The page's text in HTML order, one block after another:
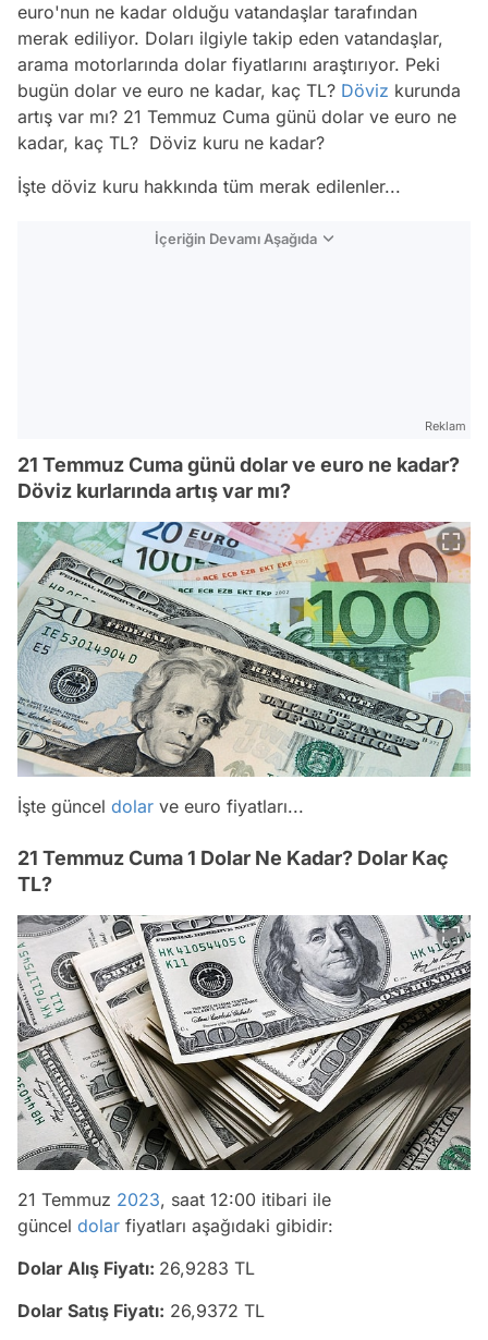
euro'nun ne kadar olduğu vatandaşlar tarafından
merak ediliyor. Doları ilgiyle takip eden vatandaşlar,
arama motorlarında dolar fiyatlarını araştırıyor. Peki
bugün dolar ve euro ne kadar, kaç TL? Döviz kurunda
artış var mı? 21 Temmuz Cuma günü dolar ve euro ne
kadar, kaç TL? Döviz kuru ne kadar?
İşte döviz kuru hakkında tüm merak edilenler...
İçeriğin Devamı Aşağıda
Reklam
21 Temmuz Cuma günü dolar ve euro ne kadar?
Döviz kurlarında artış var mı?
İşte güncel dolar ve euro fiyatları...
21 Temmuz Cuma 1 Dolar Ne Kadar? Dolar Kaç
TL?
21 Temmuz 2023, saat 12:00 itibari ile
güncel dolar fiyatları aşağıdaki gibidir:
Dolar Alış Fiyatı: 26,9283 TL
Dolar Satış Fiyatı: 26,9372 TL